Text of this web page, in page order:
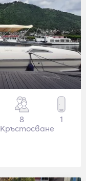
8
Кръстосване
1